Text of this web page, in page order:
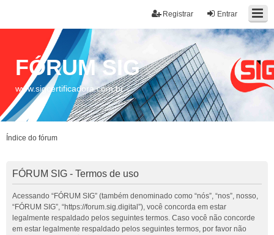
Entrar
Registrar
FÓRUM SIG
www.sigcertificadora.com.br
Índice do fórum
FÓRUM SIG - Termos de uso
Acessando “FÓRUM SIG” (também denominado como “nós”, “nos”, nosso,
“FÓRUM SIG”, “https://forum.sig.digital”), você concorda em estar
legalmente respaldado pelos seguintes termos. Caso você não concorde
em estar legalmente respaldado pelos seguintes termos, por favor não